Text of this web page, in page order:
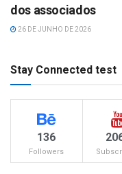
dos associados
26 DE JUNHO DE 2026
Stay Connected test
136
Followers